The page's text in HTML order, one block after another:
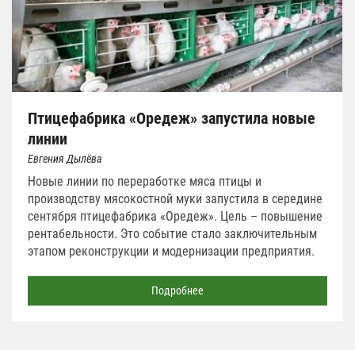
Птицефабрика «Оредеж» запустила новые
линии
Евгения Дылёва
Новые линии по переработке мяса птицы и
производству мясокостной муки запустила в середине
сентября птицефабрика «Оредеж». Цель – повышение
рентабельности. Это событие стало заключительным
этапом реконструкции и модернизации предприятия.
Подробнее